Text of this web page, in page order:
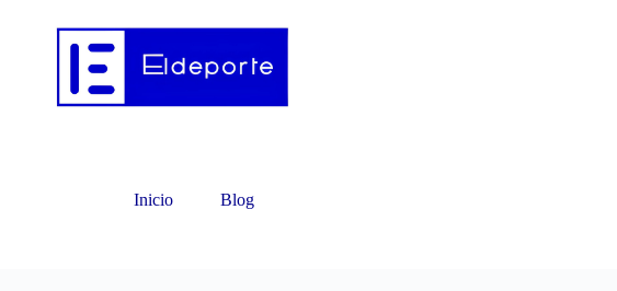
Inicio Blog